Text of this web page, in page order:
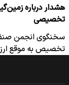
هشدار درباره
تخصیصی
سخنگوی انجمن
تخصیص به‌ موقع